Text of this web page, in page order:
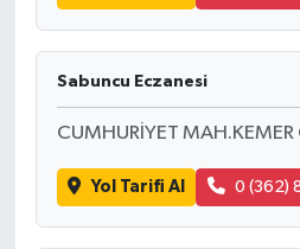
Sabuncu Eczanesi
CUMHURİYET
Yol Tarifi Al 0 (362)